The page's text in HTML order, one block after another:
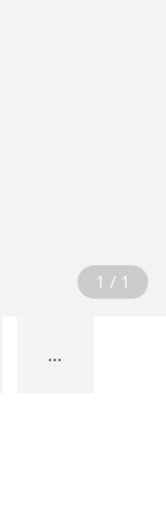
1 / 1
...